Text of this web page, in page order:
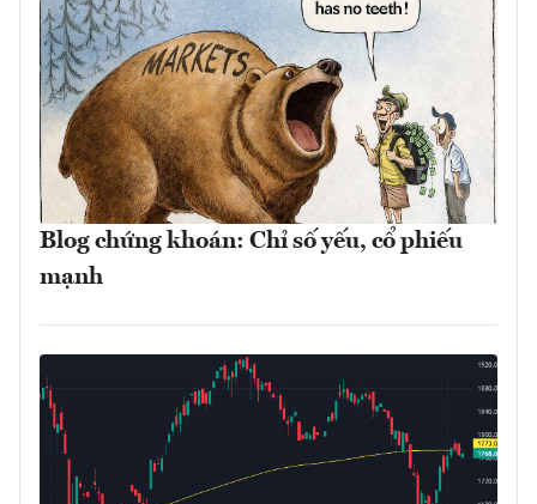
Blog chứng khoán: Chỉ số yếu, cổ phiếu
mạnh